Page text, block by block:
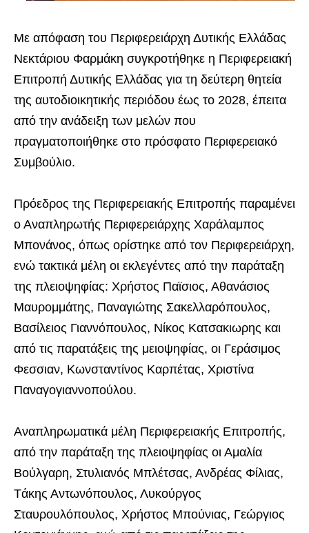
Με απόφαση του Περιφερειάρχη Δυτικής Ελλάδας
Νεκτάριου Φαρμάκη συγκροτήθηκε η Περιφερειακή
Επιτροπή Δυτικής Ελλάδας για τη δεύτερη θητεία
της αυτοδιοικητικής περιόδου έως το 2028, έπειτα
από την ανάδειξη των μελών που
πραγματοποιήθηκε στο πρόσφατο Περιφερειακό
Συμβούλιο.
Πρόεδρος της Περιφερειακής Επιτροπής παραμένει
ο Αναπληρωτής Περιφερειάρχης Χαράλαμπος
Μπονάνος, όπως ορίστηκε από τον Περιφερειάρχη,
ενώ τακτικά μέλη οι εκλεγέντες από την παράταξη
της πλειοψηφίας: Χρήστος Παϊσιος, Αθανάσιος
Μαυρομμάτης, Παναγιώτης Σακελλαρόπουλος,
Βασίλειος Γιαννόπουλος, Νίκος Κατσακιωρης και
από τις παρατάξεις της μειοψηφίας, οι Γεράσιμος
Φεσσιαν, Κωνσταντίνος Καρπέτας, Χριστίνα
Παναγογιαννοπούλου.
Αναπληρωματικά μέλη Περιφερειακής Επιτροπής,
από την παράταξη της πλειοψηφίας οι Αμαλία
Βούλγαρη, Στυλιανός Μπλέτσας, Ανδρέας Φίλιας,
Tάκης Αντωνόπουλος, Λυκούργος
Σταυρουλόπουλος, Χρήστος Μπούνιας, Γεώργιος